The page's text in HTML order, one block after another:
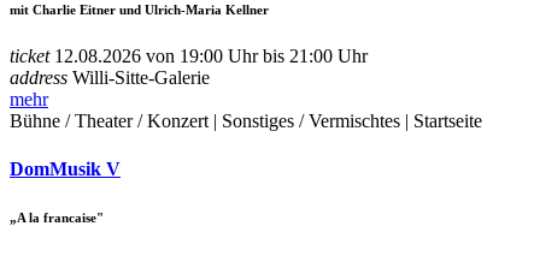
mit Charlie Eitner und Ulrich-Maria Kellner
ticket12.08.2026 von 19:00 Uhr bis 21:00 Uhr
address Willi-Sitte-Galerie
mehr
Bühne / Theater / Konzert | Sonstiges / Vermischtes | Startseite
DomMusik V
„A la francaise"